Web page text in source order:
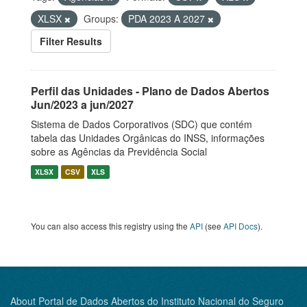
XLSX
Groups:
PDA 2023 A 2027
Filter Results
Perfil das Unidades - Plano de Dados Abertos
Jun/2023 a jun/2027
Sistema de Dados Corporativos (SDC) que contém
tabela das Unidades Orgânicas do INSS, informações
sobre as Agências da Previdência Social
XLSX CSV XLS
You can also access this registry using the API (see API Docs).
About Portal de Dados Abertos do Instituto Nacional do Seguro